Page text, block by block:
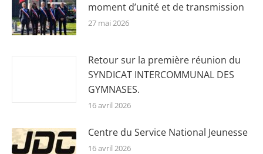
moment d’unité et de transmission
27 mai 2026
Retour sur la première réunion du
SYNDICAT INTERCOMMUNAL DES
GYMNASES.
16 avril 2026
Centre du Service National Jeunesse
16 avril 2026